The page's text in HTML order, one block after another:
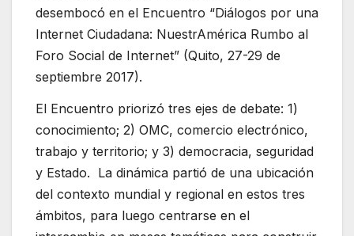
desembocó en el Encuentro “Diálogos por una
Internet Ciudadana: NuestrAmérica Rumbo al
Foro Social de Internet” (Quito, 27-29 de
septiembre 2017).
El Encuentro priorizó tres ejes de debate: 1)
conocimiento; 2) OMC, comercio electrónico,
trabajo y territorio; y 3) democracia, seguridad
y Estado. La dinámica partió de una ubicación
del contexto mundial y regional en estos tres
ámbitos, para luego centrarse en el